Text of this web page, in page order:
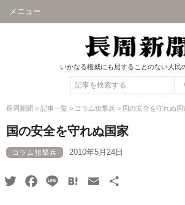
メニュー
いかなる権威にも屈することのない人民
長周新聞 > 記事一覧 > コラム狙撃兵 > 国の安全を守れぬ国
国の安全を守れぬ国家
コラム狙撃兵 2010年5月24日
TwitterFacebook
Line HatenaEmail